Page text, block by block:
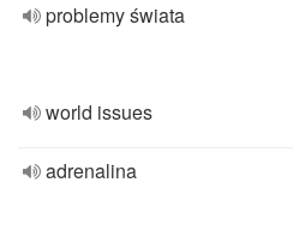
problemy świata
world issues
adrenalina